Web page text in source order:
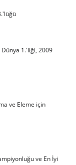
Dünya 1.'liği, 2009
ve Eleme için
ve En İyi